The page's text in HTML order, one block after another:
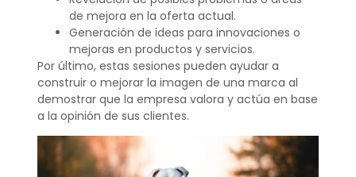
de mejora en la oferta actual.
Generación de ideas para innovaciones o
mejoras en productos y servicios.
Por último, estas sesiones pueden ayudar a
construir o mejorar la imagen de una marca al
demostrar que la empresa valora y actúa en base
a la opinión de sus clientes.